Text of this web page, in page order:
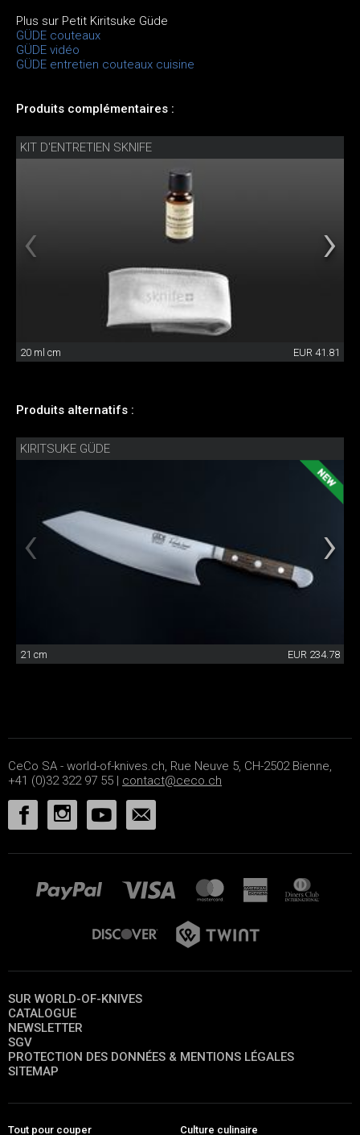
Plus sur Petit Kiritsuke Güde
GÜDE couteaux
GÜDE vidéo
GÜDE entretien couteaux cuisine
Produits complémentaires :
KIT D'ENTRETIEN SKNIFE
20 ml cm EUR 41.81
Produits alternatifs :
KIRITSUKE GÜDE
21 cm EUR 234.78
CeCo SA - world-of-knives.ch, Rue Neuve 5, CH-2502 Bienne,
+41 (0)32 322 97 55 | contact@ceco.ch
SUR WORLD-OF-KNIVES
CATALOGUE
NEWSLETTER
SGV
PROTECTION DES DONNÉES & MENTIONS LÉGALES
SITEMAP
Tout pour couper Culture culinaire